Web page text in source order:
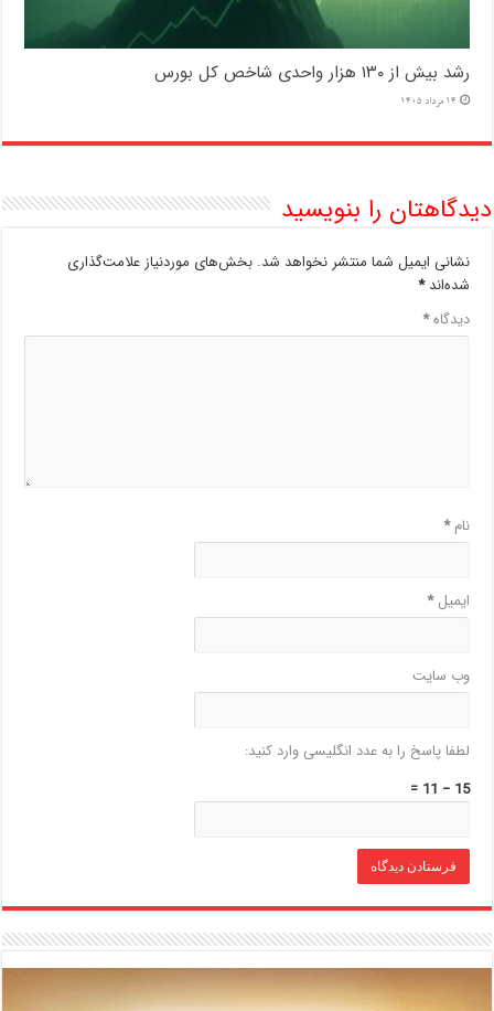
رشد بیش از ۱۳۰ هزار واحدی شاخص کل بورس
14 مرداد 1405
دیدگاهتان را بنویسید
نشانی ایمیل شما منتشر نخواهد شد. بخش‌های موردنیاز علامت‌گذاری
شده‌اند*
دیدگاه*
نام*
ایمیل*
وب‌ سایت
لطفا پاسخ را به عدد انگلیسی وارد کنید:
15 − 11 =